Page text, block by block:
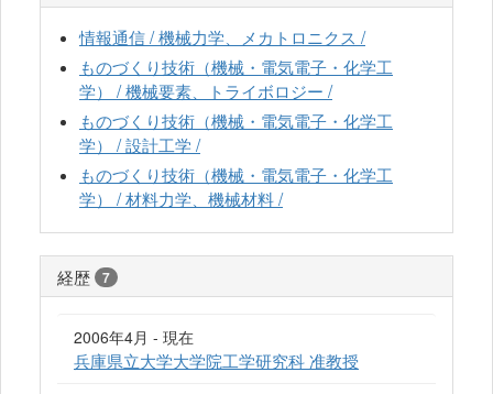
情報通信 / 機械力学、メカトロニクス /
ものづくり技術（機械・電気電子・化学工
学） / 機械要素、トライボロジー /
ものづくり技術（機械・電気電子・化学工
学） / 設計工学 /
ものづくり技術（機械・電気電子・化学工
学） / 材料力学、機械材料 /
経歴 7
2006年4月 - 現在
兵庫県立大学大学院工学研究科 准教授